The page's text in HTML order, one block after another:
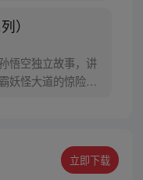
揭露，暗魂四起,
，小狼妖白狼不
师，和他一起重新
行小队”，再度踏
）
悟空独立故事，讲
妖怪大道的惊险历
石而出，背负着守
了妖怪大道的霸
立即下载